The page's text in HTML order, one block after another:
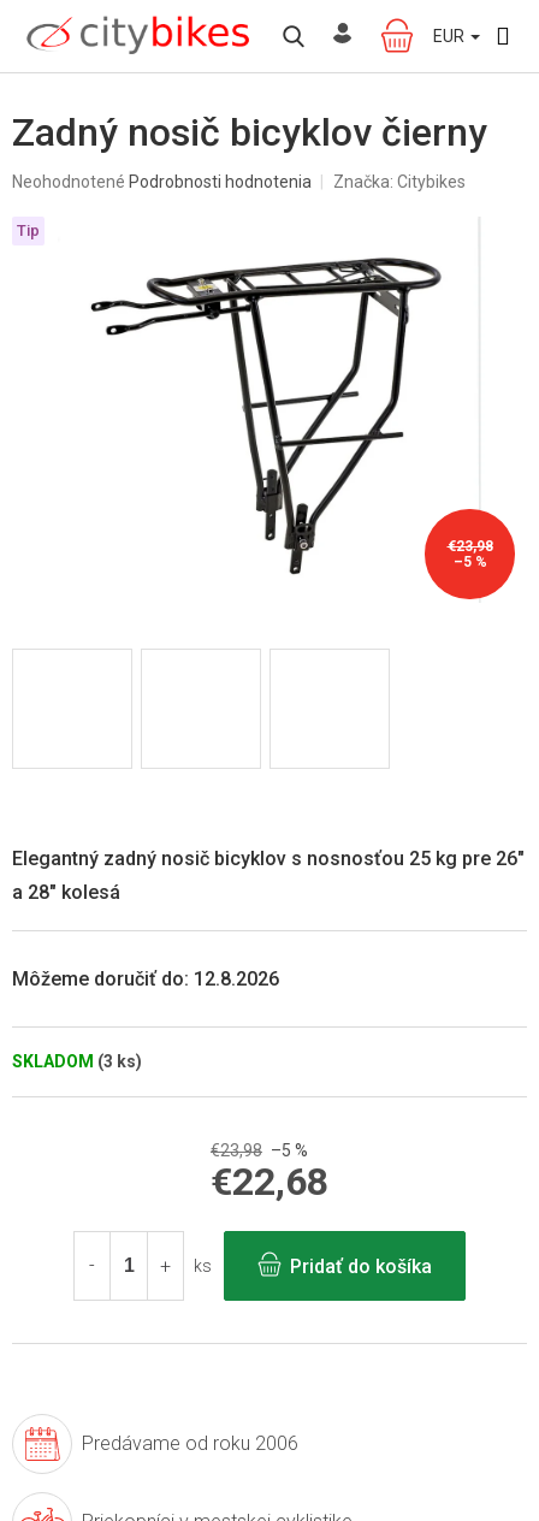
obsah
NÁKUPNÝ
KOŠÍK
EUR
Zadný nosič bicyklov čierny
Priemerné
produktu
je
Neohodnotené Podrobnosti hodnotenia Značka: Citybikes
€23,98
–5 %
Tip
SKLADOM (3 ks)
Môžeme doručiť do: 12.8.2026
Elegantný zadný nosič bicyklov s nosnosťou 25 kg pre 26"
a 28" kolesá
€23,98 –5 %
€22,68
cena:
ks
Pridať do košíka
Predávame od roku 2006